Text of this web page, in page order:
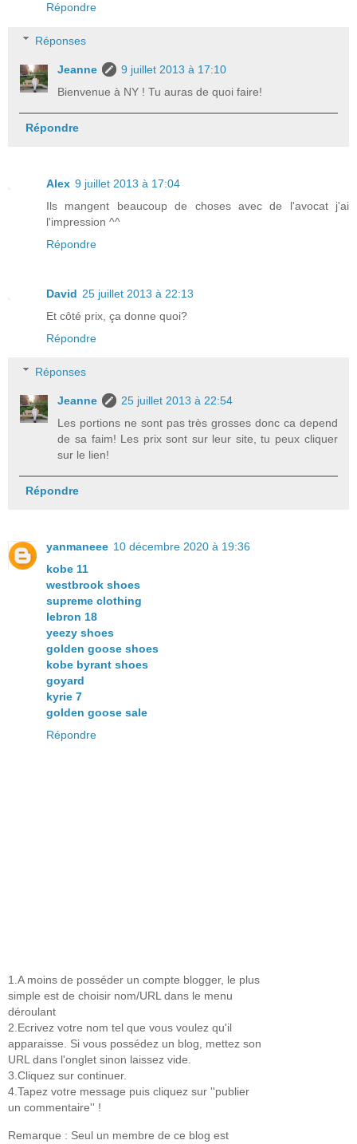
Répondre
Réponses
Jeanne
9 juillet 2013 à 17:10
Bienvenue à NY ! Tu auras de quoi faire!
Répondre
Alex 9 juillet 2013 à 17:04
Ils mangent beaucoup de choses avec de l'avocat j'ai
l'impression ^^
Répondre
David 25 juillet 2013 à 22:13
Et côté prix, ça donne quoi?
Répondre
Réponses
Jeanne
25 juillet 2013 à 22:54
Les portions ne sont pas très grosses donc ca depend
de sa faim! Les prix sont sur leur site, tu peux cliquer
sur le lien!
Répondre
yanmaneee 10 décembre 2020 à 19:36
kobe 11
westbrook shoes
supreme clothing
lebron 18
yeezy shoes
golden goose shoes
kobe byrant shoes
goyard
kyrie 7
golden goose sale
Répondre
1.A moins de posséder un compte blogger, le plus
simple est de choisir nom/URL dans le menu
déroulant
2.Ecrivez votre nom tel que vous voulez qu'il
apparaisse. Si vous possédez un blog, mettez son
URL dans l'onglet sinon laissez vide.
3.Cliquez sur continuer.
4.Tapez votre message puis cliquez sur ''publier
un commentaire'' !
Remarque : Seul un membre de ce blog est